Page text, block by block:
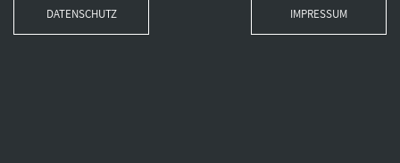
DATENSCHUTZ IMPRESSUM